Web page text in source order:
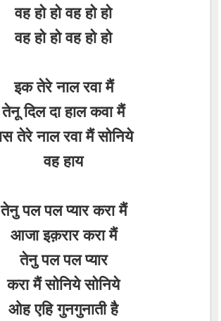
वह हो हो वह हो हो
वह हो हो वह हो हो
इक तेरे नाल रवा मैं
तेनू दिल दा हाल कवा मैं
तेरे नाल रवा मैं सोनिये
वह हाय
तेनु पल पल प्यार करा मैं
आजा इक़रार करा मैं
तेनु पल पल प्यार
करा मैं सोनिये सोनिये
ओह एहि गुनगुनाती है